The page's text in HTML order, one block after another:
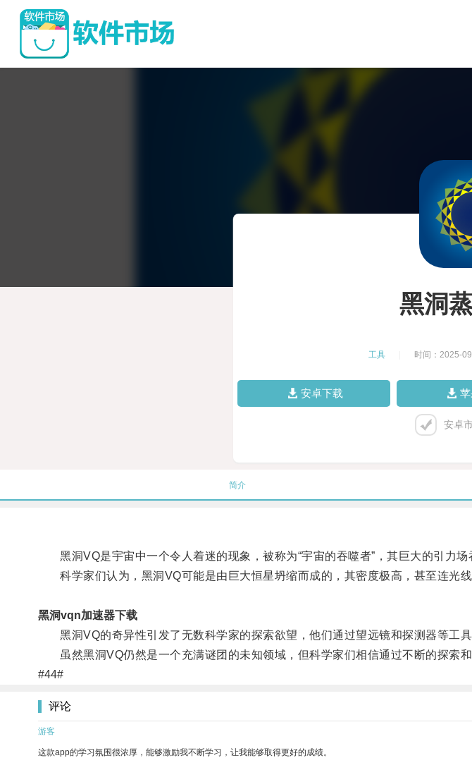
黑洞
工具 时间：2025-
安卓下载
安卓
简介
黑洞VQ是宇宙中一个令人着迷的现象，被称为“宇宙的吞噬者”，其巨大的引力场
科学家们认为，黑洞VQ可能是由巨大恒星坍缩而成的，其密度极高，甚至连光线
黑洞vqn加速器下载
黑洞VQ的奇异性引发了无数科学家的探索欲望，他们通过望远镜和探测器等工
虽然黑洞VQ仍然是一个充满谜团的未知领域，但科学家们相信通过不断的探索
#44#
评论
游客
这款app的学习氛围很浓厚，能够激励我不断学习，让我能够取得更好的成绩。